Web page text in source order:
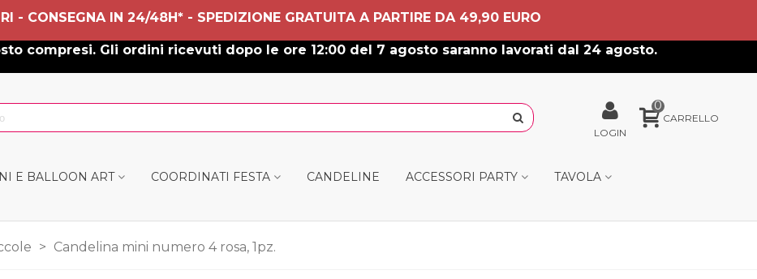
- CONSEGNA IN 24/48H* - SPEDIZIONE GRATUITA A PARTIRE DA 49,90 EURO
compresi. Gli ordini ricevuti dopo le ore 12:00 del 7 agosto saranno lavorati dal 24 agosto.
LOGIN
0
CARRELLO
E BALLOON ART COORDINATI FESTA CANDELINE ACCESSORI PARTY
TAVOLA
> Candelina mini numero 4 rosa, 1pz.